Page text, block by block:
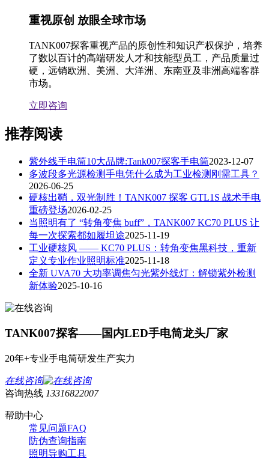
重视原创 放眼全球市场
TANK007探客重视产品的原创性和知识产权保护，培养
了数以百计的高端研发人才和技能型员工，产品质量过
硬，远销欧洲、美洲、大洋洲、东南亚及非洲高端客群
市场。
立即咨询
推荐阅读
紫外线手电筒10大品牌:Tank007探客手电筒2023-12-07
多波段多光源检测手电凭什么成为工业检测刚需工具？
2026-06-25
硬核出鞘，双光制胜！TANK007 探客 GTL1S 战术手电
重磅登场2026-02-25
当照明有了 “转角变焦 buff”，TANK007 KC70 PLUS 让
每一次探索都如履坦途2025-11-19
工业硬核风 —— KC70 PLUS：转角变焦黑科技，重新
定义专业作业照明标准2025-11-18
全新 UVA70 大功率调焦匀光紫外线灯：解锁紫外检测
新体验2025-10-16
TANK007探客——国内LED手电筒龙头厂家
20年+专业手电筒研发生产实力
在线咨询
咨询热线 13316822007
帮助中心
常见问题FAQ
防伪查询指南
照明导购工具